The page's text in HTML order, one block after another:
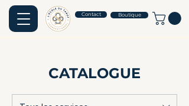
Contact Boutique
CATALOGUE